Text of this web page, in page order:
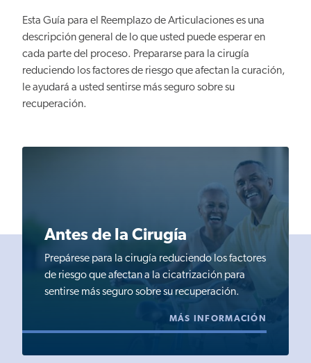
Esta Guía para el Reemplazo de Articulaciones es una
descripción general de lo que usted puede esperar en
cada parte del proceso. Prepararse para la cirugía
reduciendo los factores de riesgo que afectan la curación,
le ayudará a usted sentirse más seguro sobre su
recuperación.
Antes de la Cirugía
Prepárese para la cirugía reduciendo los factores
de riesgo que afectan a la cicatrización para
sentirse más seguro sobre su recuperación.
MÁS INFORMACIÓN